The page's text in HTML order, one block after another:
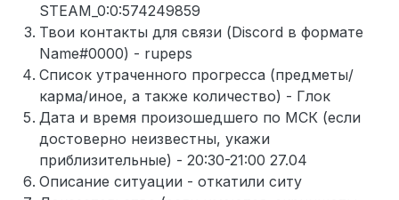
STEAM_0:0:574249859
Твои контакты для связи (Discord в формате
Name#0000) - rupeps
Список утраченного прогресса (предметы/
карма/иное, а также количество) - Глок
Дата и время произошедшего по МСК (если
достоверно неизвестны, укажи
приблизительные) - 20:30-21:00 27.04
Описание ситуации - откатили ситу